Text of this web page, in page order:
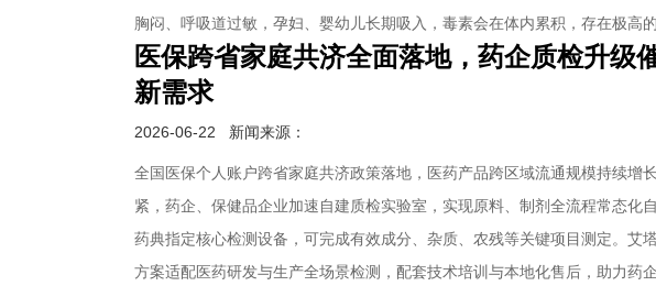
胸闷、呼吸道过敏，孕妇、婴幼儿长期吸入，毒素会在体内累积，存在极高
医保跨省家庭共济全面落地，药企质检升级
新需求
2026-06-22 新闻来源：
全国医保个人账户跨省家庭共济政策落地，医药产品跨区域流通规模持续增
紧，药企、保健品企业加速自建质检实验室，实现原料、制剂全流程常态化
药典指定核心检测设备，可完成有效成分、杂质、农残等关键项目测定。艾
方案适配医药研发与生产全场景检测，配套技术培训与本地化售后，助力药